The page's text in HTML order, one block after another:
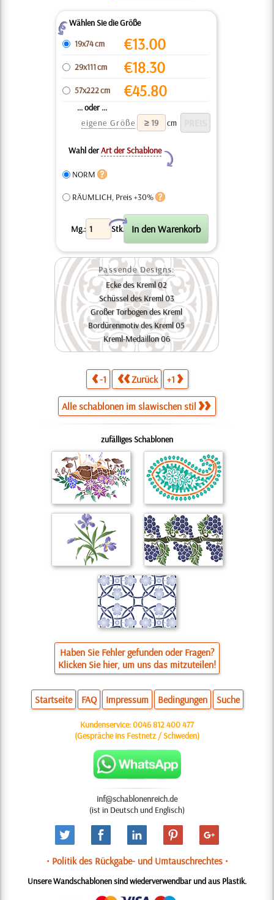
ZWählen Sie die Größe
19x74 cm
€13.00
29x111 cm €18.30
57x222 cm €45.80
... oder ...
eigene Größe
cm
Wahl derArt der Schablone
Y
NORM
RÄUMLICH, Preis +30%
Mg.: Stk.
X
Passende Designs:
Ecke des Kreml 02
Schüssel des Kreml 03
Großer Torbogen des Kreml
Bordürenmotiv des Kreml 05
Kreml-Medaillon 06
-1 Zurück +1
Alle schablonen im slawischen stil
zufälliges Schablonen
Haben Sie Fehler gefunden oder Fragen?
Klicken Sie hier, um uns das mitzuteilen!
Startseite FAQ Impressum Bedingungen Suche
Kundenservice:0046 812 400 477
(Gespräche ins Festnetz / Schweden)
inf@schablonenreich.de
(ist in Deutsch und Englisch)
• Politik des Rückgabe- und Umtauschrechtes •
Unsere Wandschablonen sind wiederverwendbar und aus Plastik.